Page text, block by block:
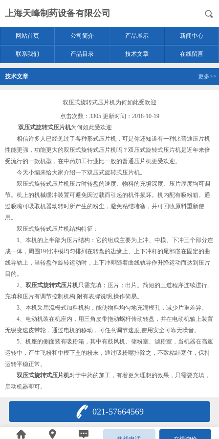
上海天峰制药设备有限公司
网站首页 公司简介 产品展示 新闻中心
联系我们 产品目录 技术文章 在线留言
技术文章 更多>>
双压式旋转式压片机为何如此受欢迎
点击次数：3305 更新时间：2018-10-19
双压式旋转式压片机为何如此受欢迎
相信许多人已经见过了各种形式压片机，可是你还知道有一种比普通压片机
性能更强，功能更大的双压式旋转式压片机吗？双压式旋转式压片机是近年来倍
受流行的一款机型，在中药加工行业比一般的普通压片机更受欢迎。
今天小编来给大家介绍一下双压式旋转式压片机。
双压式旋转式压片机压片时转盘的速度、物料的充填深度、压片厚度均可调
节。机上的机械缓冲装置可避免因过载而引起的机件损坏。机内配有吸粉箱。通
过吸嘴可吸取机器动转时所产生的粉尘，避免粘结堵塞，并可回收原料重新使
用。
双压式旋转式压片机结构特征：
1、本机的上半部为压片结构：它的组成主要为上冲、中模、下冲三个部分连
成一体，周围19付冲模均匀排列在转盘的边缘上、上下冲杆的尾部嵌在固定的曲
线导轨上，当转盘作旋转运动时，上下冲即随着曲线轨导作升降运动而达到压片
目的。
2、 双压式旋转式压片机只需充填；压片；出片。简短的三道程序连续进行,
充填和压片有调节控制机构,附有表牌说明,操作简易。
3、本机采用流栅式加料机构，能使物料均匀地充满模孔，减少片重差异。
4、电动机装在机座内，用三角皮带拖动蜗杆传动转盘，并在电动机轴上装置
无级变速皮带轮，通过电机的移动，可任意调节速度,使用安全可靠无噪音。
5、机座的侧面装有吸粉箱，其中有鼓风机、储粉室、滤粉室，当机器在高速
运转中，产生飞粉和中模下坠的粉末，通过吸粉嘴排除之，不致粘结塞住，保持
运转平稳正常。
双压式旋转式压片机对于中药的加工，有着更为理想的效果，只需要充填，
启动机器即可。
021-57664569